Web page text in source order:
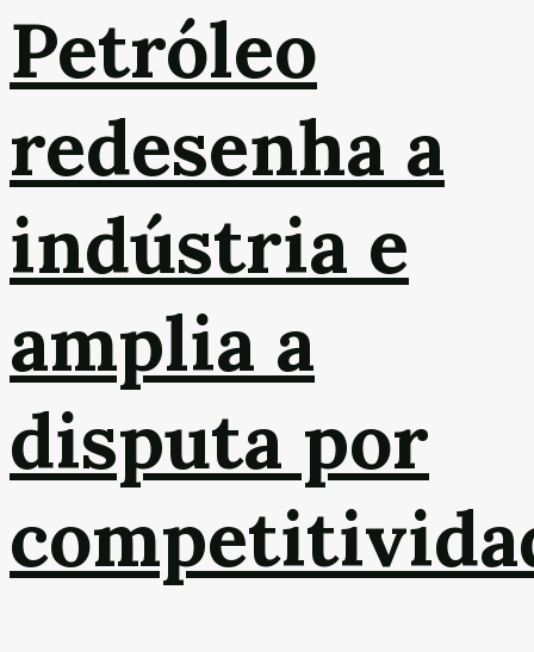
Petróleo
redesenha a
indústria e
amplia a
disputa por